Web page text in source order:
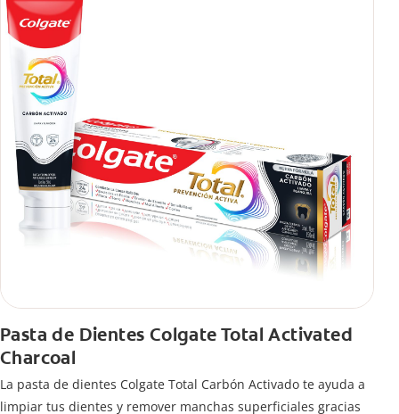
Pasta de Dientes Colgate Total Activated
Charcoal
La pasta de dientes Colgate Total Carbón Activado te ayuda a
limpiar tus dientes y remover manchas superficiales gracias